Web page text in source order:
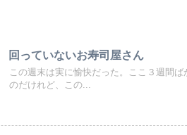
回っていないお寿司屋さん
この週末は実に愉快だった。ここ３週間
のだけれど、この...